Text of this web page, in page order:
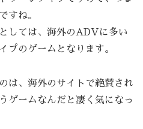
すね。
しては、海外のADVに多い
プのゲームとなります。
は、海外のサイトで絶賛され
ゲームなんだと凄く気になっ